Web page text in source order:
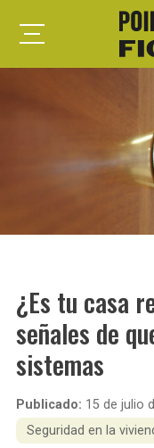
Foxeo HiS
Forges G375
Spheris Xp
Forstyl
Duo G071
¿Es tu casa
señales de
sistemas
Publicado: 15 de julio
Seguridad en la